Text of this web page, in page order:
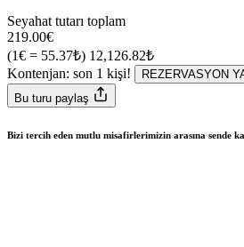
Seyahat tutarı toplam
219.00€
(1€ = 55.37₺) 12,126.82₺
Kontenjan: son 1 kişi!
REZERVASYON
Bu turu paylaş
Bizi tercih eden mutlu misafirlerimizin arasına sende